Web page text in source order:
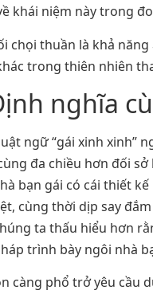
khái niệm này trong
chọi thuần là khả
trong thiên nhiên
nghĩa
ngữ “gái xinh xinh”
đa chiều hơn đối
bạn gái có cái thiết
cùng thời dịp say
ta thấu hiểu hơn
trình bày ngôi nhà
càng phổ trở yêu